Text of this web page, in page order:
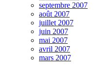
septembre 2007
août 2007
juillet 2007
juin 2007
mai 2007
avril 2007
mars 2007